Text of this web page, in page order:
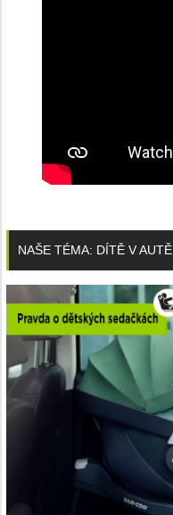
NAŠE TÉMA: DÍTĚ V AUTĚ